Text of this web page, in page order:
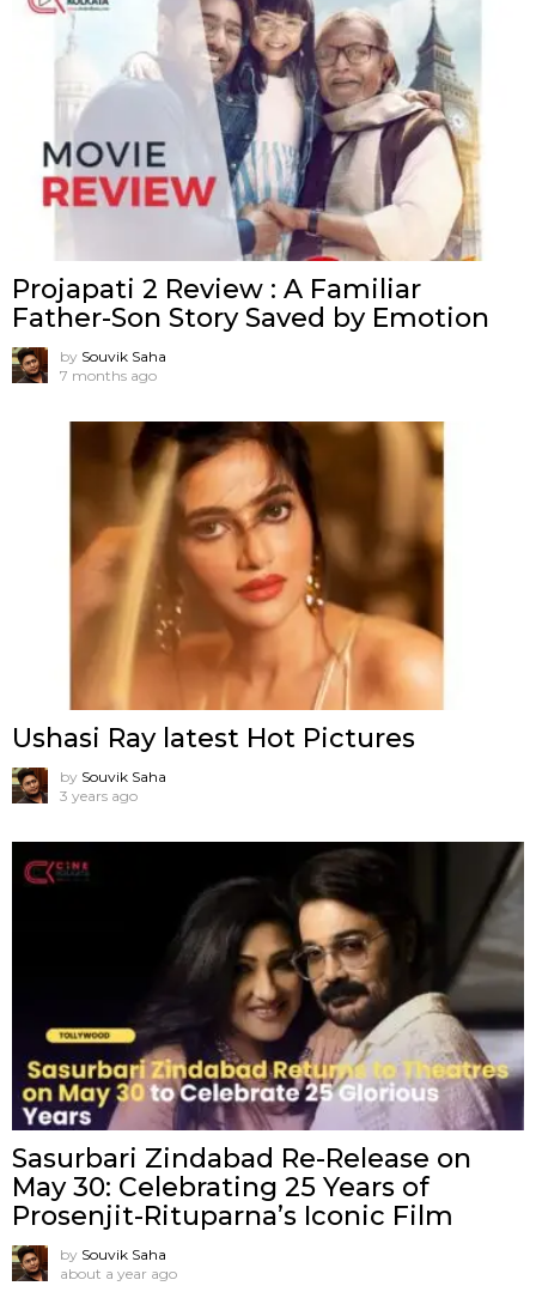
Projapati 2 Review : A Familiar
Father-Son Story Saved by Emotion
by Souvik Saha
7 months ago
Ushasi Ray latest Hot Pictures
by Souvik Saha
3 years ago
Sasurbari Zindabad Re-Release on
May 30: Celebrating 25 Years of
Prosenjit-Rituparna’s Iconic Film
by Souvik Saha
about a year ago